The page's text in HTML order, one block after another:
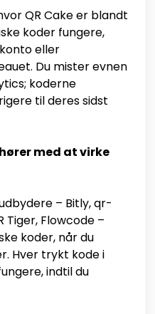
QR Cake er blandt
koder fungere,
eller
Du mister evnen
koderne
til deres sidst
med at virke
– Bitly, qr-
Flowcode –
koder, når du
Hver trykt kode i
indtil du